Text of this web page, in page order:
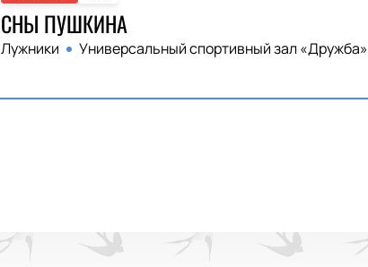
СНЫ ПУШКИНА
Лужники Универсальный спортивный зал «Дружба»